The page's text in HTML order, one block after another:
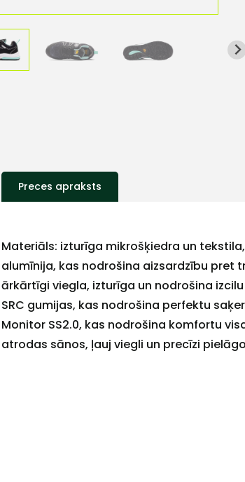
Preces apraksts
Materiāls: izturīga mikrošķiedra un
alumīnija, kas nodrošina aizsardzību pret
ārkārtīgi viegla, izturīga un nodrošina
SRC gumijas, kas nodrošina perfektu
Monitor SS2.0, kas nodrošina komfortu
atrodas sānos, ļauj viegli un precīzi